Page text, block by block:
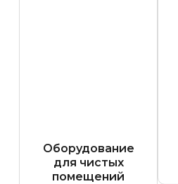
Оборудование
для чистых
помещений